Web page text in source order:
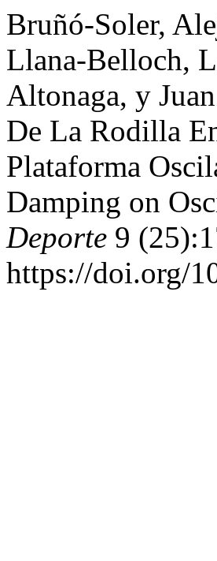
Bruñó-Soler,
Llana-Belloch,
Altonaga, y
De La Rodilla
Plataforma
Damping on
Deporte 9
https://doi.org/